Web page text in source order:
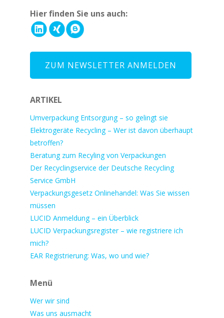
Hier finden Sie uns auch:
ZUM NEWSLETTER ANMELDEN
ARTIKEL
Umverpackung Entsorgung – so gelingt sie
Elektrogeräte Recycling – Wer ist davon überhaupt
betroffen?
Beratung zum Recyling von Verpackungen
Der Recyclingservice der Deutsche Recycling
Service GmbH
Verpackungsgesetz Onlinehandel: Was Sie wissen
müssen
LUCID Anmeldung – ein Überblick
LUCID Verpackungsregister – wie registriere ich
mich?
EAR Registrierung: Was, wo und wie?
Menü
Wer wir sind
Was uns ausmacht